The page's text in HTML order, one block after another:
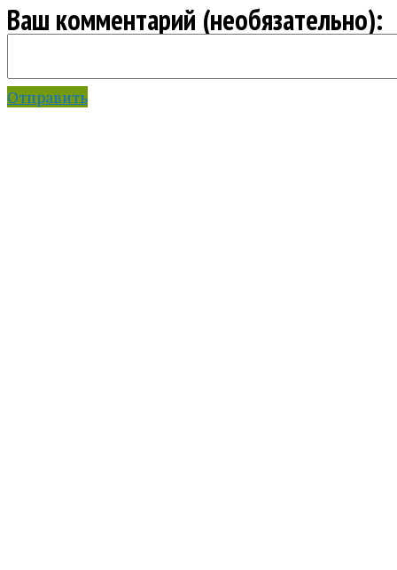
Ваш комментарий (необязательно):
Отправить